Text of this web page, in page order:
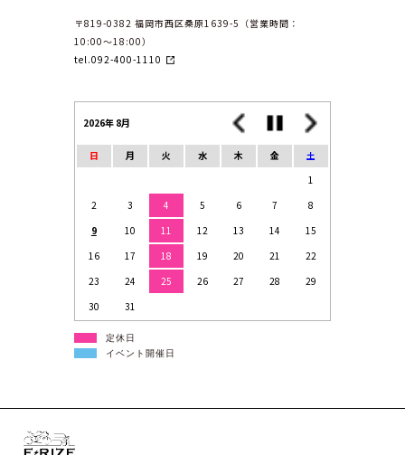
〒819-0382 福岡市西区桑原1639-5（営業時間：
10:00〜18:00）
tel.092-400-1110
2026年 8月
日 月 火 水 木 金
土
1
2
3 4 5 6 7
8
9
10 11 12 13 14
15
16
17 18 19 20 21
22
23
24 25 26 27 28
29
30
31
定休日
イベント開催日